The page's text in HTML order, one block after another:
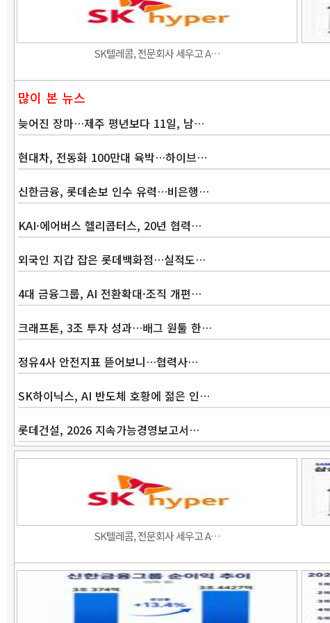
SK텔레콤, 전문회사 세우고 A…
많이 본 뉴스
늦어진 장마…제주 평년보다 11일, 남…
현대차, 전동화 100만대 육박…하이브…
신한금융, 롯데손보 인수 유력…비은행…
KAI·에어버스 헬리콥터스, 20년 협력…
외국인 지갑 잡은 롯데백화점…실적도…
4대 금융그룹, AI 전환확대·조직 개편…
크래프톤, 3조 투자 성과…배그 원툴 한…
정유4사 안전지표 뜯어보니…협력사…
SK하이닉스, AI 반도체 호황에 젊은 인…
롯데건설, 2026 지속가능경영보고서…
SK텔레콤, 전문회사 세우고 A…